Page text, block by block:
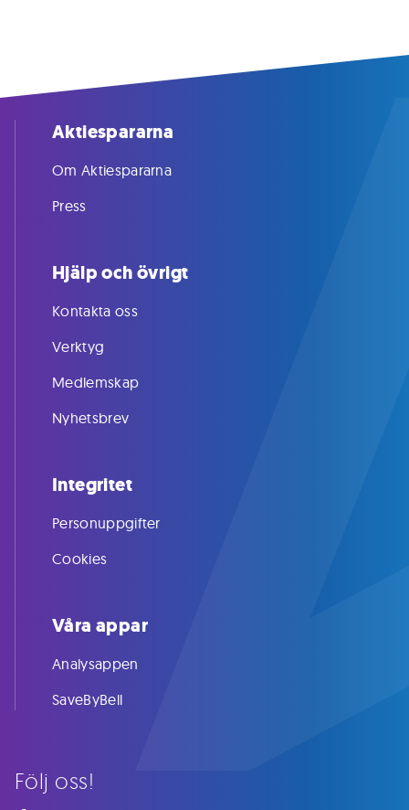
Följ oss!
Aktiespararna
Om Aktiespararna
Press
Hjälp och övrigt
Kontakta oss
Verktyg
Medlemskap
Nyhetsbrev
Integritet
Personuppgifter
Cookies
Våra appar
Analysappen
SaveByBell